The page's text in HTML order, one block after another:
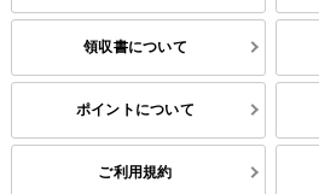
領収書について
ポイントについて
ご利用規約